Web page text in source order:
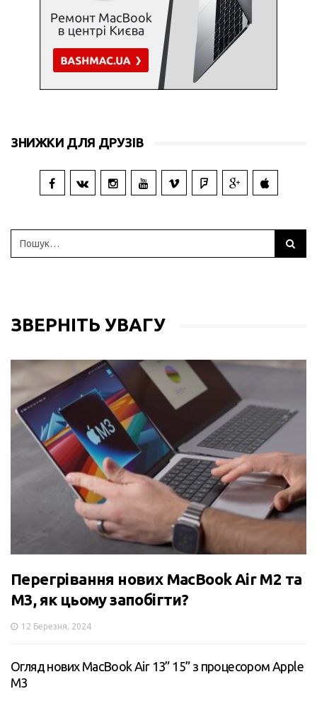
ЗНИЖКИ ДЛЯ ДРУЗІВ
ЗВЕРНІТЬ УВАГУ
Перегрівання нових MacBook Air M2 та
M3, як цьому запобігти?
12 Березня, 2024
Огляд нових MacBook Air 13” 15” з процесором Apple
M3